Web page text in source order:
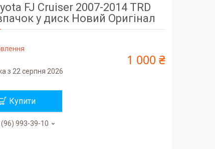
FJ Cruiser 2007-2014 TRD
у диск Новий Оригінал
з 22 серпня 2026
1 000 ₴
Купити
(96) 993-39-10